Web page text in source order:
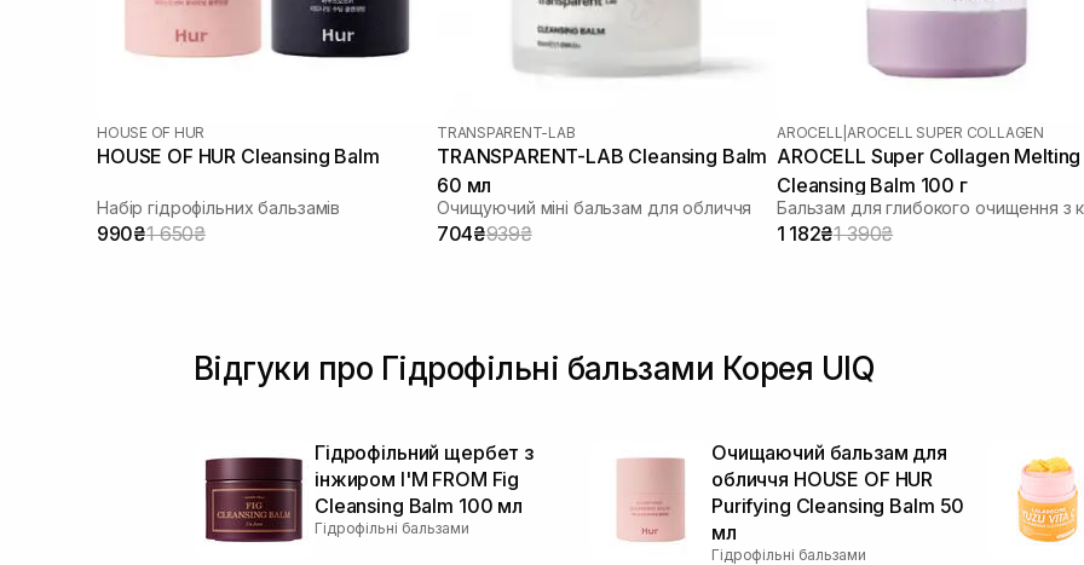
HOUSE OF HUR
HOUSE OF HUR Cleansing Balm
Набір гідрофільних бальзамів
990₴1 650₴
TRANSPARENT-LAB
TRANSPARENT-LAB Cleansing Balm
60 мл
Очищуючий міні бальзам для обличчя
704₴939₴
AROCELL AROCELL SUPER COLLAGEN
AROCELL Super Collagen Melting
Cleansing Balm 100 г
1 182₴1 390₴
Відгуки про Гідрофільні бальзами Корея UIQ
Гідрофільний щербет з
інжиром I'M FROM Fig
Cleansing Balm 100 мл
Гідрофільні бальзами
Очищаючий бальзам для
обличчя HOUSE OF HUR
Purifying Cleansing Balm 50
мл
Гідрофільні бальзами